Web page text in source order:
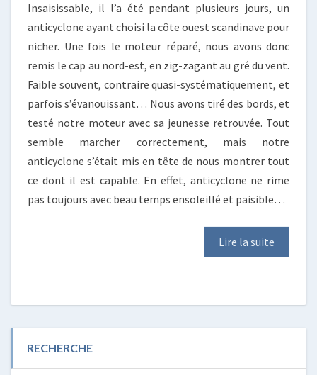
Insaisissable, il l’a été pendant plusieurs jours, un
anticyclone ayant choisi la côte ouest scandinave pour
nicher. Une fois le moteur réparé, nous avons donc
remis le cap au nord-est, en zig-zagant au gré du vent.
Faible souvent, contraire quasi-systématiquement, et
parfois s’évanouissant… Nous avons tiré des bords, et
testé notre moteur avec sa jeunesse retrouvée. Tout
semble marcher correctement, mais notre
anticyclone s’était mis en tête de nous montrer tout
ce dont il est capable. En effet, anticyclone ne rime
pas toujours avec beau temps ensoleillé et paisible…
Lire la suite
RECHERCHE